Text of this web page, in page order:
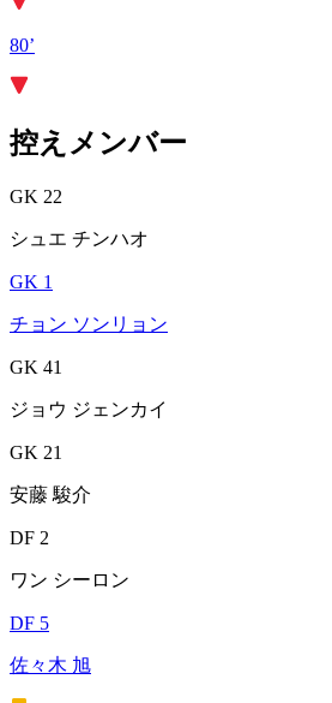
80’
控えメンバー
GK 22
シュエ チンハオ
GK 1
チョン ソンリョン
GK 41
ジョウ ジェンカイ
GK 21
安藤 駿介
DF 2
ワン シーロン
DF 5
佐々木 旭